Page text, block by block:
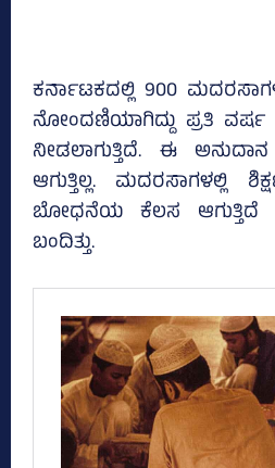
ಕರ್ನಾಟಕದಲ್ಲಿ 900
ನೋಂದಣಿಯಾಗಿದ್ದು ಪ್ರತಿ ವರ್ಷ
ನೀಡಲಾಗುತ್ತಿದೆ. ಈ
ಆಗುತ್ತಿಲ್ಲ. ಮದರಸಾಗಳಲ್ಲಿ
ಬೋಧನೆಯ ಕೆಲಸ
ಬಂದಿತ್ತು.